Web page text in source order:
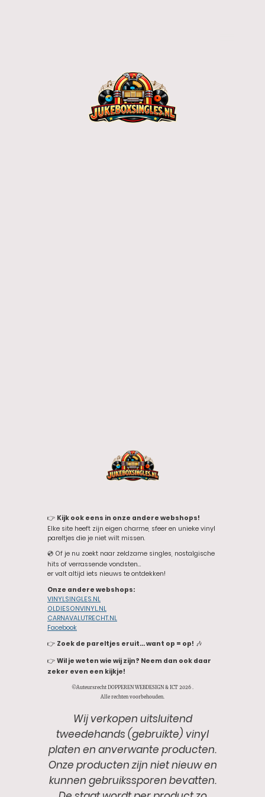
👉 Kijk ook eens in onze andere webshops!
Elke site heeft zijn eigen charme, sfeer en unieke vinyl
pareltjes die je niet wilt missen.
💿 Of je nu zoekt naar zeldzame singles, nostalgische
hits of verrassende vondsten…
er valt altijd iets nieuws te ontdekken!
Onze andere webshops:
VINYLSINGLES.NL
OLDIESONVINYL.NL
CARNAVALUTRECHT.NL
Facebook
👉 Zoek de pareltjes eruit… want op = op! 🎶
👉 Wil je weten wie wij zijn? Neem dan ook daar
zeker even een kijkje!
©Auteursrecht DOPPEREN WEBDESIGN & ICT 2026 .
Alle rechten voorbehouden.
Wij verkopen uitsluitend
tweedehands (gebruikte) vinyl
platen en anverwante producten.
Onze producten zijn niet nieuw en
kunnen gebruikssporen bevatten.